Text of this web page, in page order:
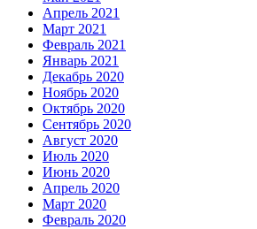
Апрель 2021
Март 2021
Февраль 2021
Январь 2021
Декабрь 2020
Ноябрь 2020
Октябрь 2020
Сентябрь 2020
Август 2020
Июль 2020
Июнь 2020
Апрель 2020
Март 2020
Февраль 2020